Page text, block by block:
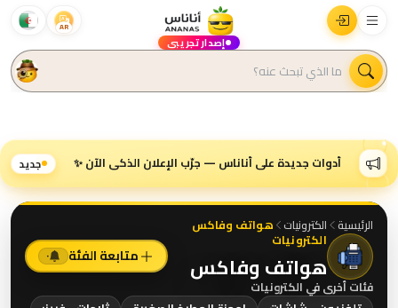
AR
إصدار تجريبي
أدوات جديدة على أناناس — جرّب الإعلان الذكي الآن ✨ جديد
الرئيسية الكترونيات هواتف وفاكس
الكترونيات
هواتف وفاكس متابعة الفئة ٠
فئات أخرى في الكترونيات